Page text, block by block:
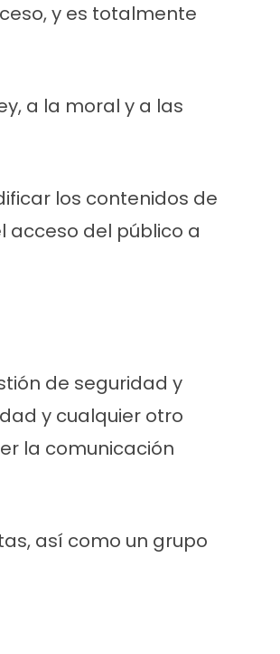
y es totalmente
a la moral y a las
los contenidos de
acceso del público a
de seguridad y
y cualquier otro
la comunicación
así como un grupo